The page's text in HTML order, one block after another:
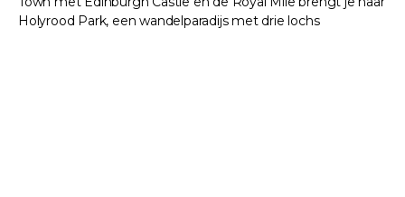
Holyrood Park, een wandelparadijs met drie lochs